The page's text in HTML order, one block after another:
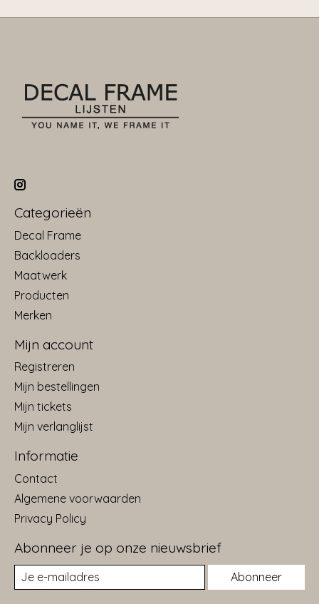
Categorieën
Decal Frame
Backloaders
Maatwerk
Producten
Merken
Mijn account
Registreren
Mijn bestellingen
Mijn tickets
Mijn verlanglijst
Informatie
Contact
Algemene voorwaarden
Privacy Policy
Abonneer je op onze nieuwsbrief
Abonneer